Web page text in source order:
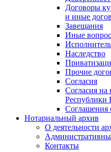
Договоры
и иные
Завещания
Иные
Наследство
Прочие
Согласия
Согласия на
Республики
Соглашения
Нотариальный архив
О деятельности
Контакты